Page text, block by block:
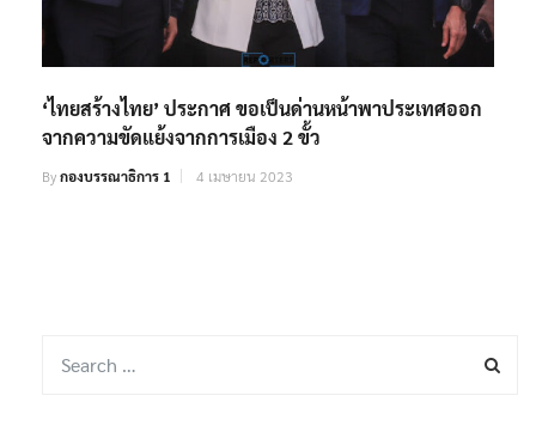
‘ไทยสร้างไทย’ ประกาศ ขอเป็นด่านหน้าพาประเทศออก
จากความขัดแย้งจากการเมือง 2 ขั้ว
Byกองบรรณาธิการ 1 4 เมษายน 2023